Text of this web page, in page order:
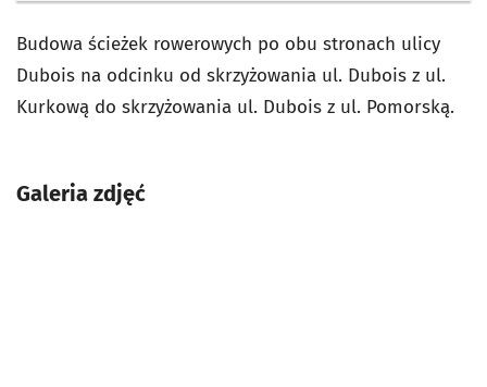
Budowa ścieżek rowerowych po obu stronach ulicy
Dubois na odcinku od skrzyżowania ul. Dubois z ul.
Kurkową do skrzyżowania ul. Dubois z ul. Pomorską.
Galeria zdjęć